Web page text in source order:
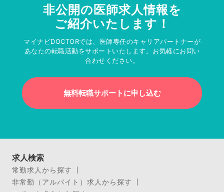
非公開の医師求人情報を
ご紹介いたします！
マイナビDOCTORでは、医師専任のキャリアパートナーが
あなたの転職活動をサポートいたします。お気軽にお問い
合わせください。
無料転職サポートに申し込む
求人検索
常勤求人から探す
非常勤（アルバイト）求人から探す